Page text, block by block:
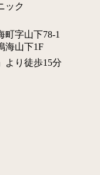
ック
町字山下78-1
海山下1F
より徒歩15分